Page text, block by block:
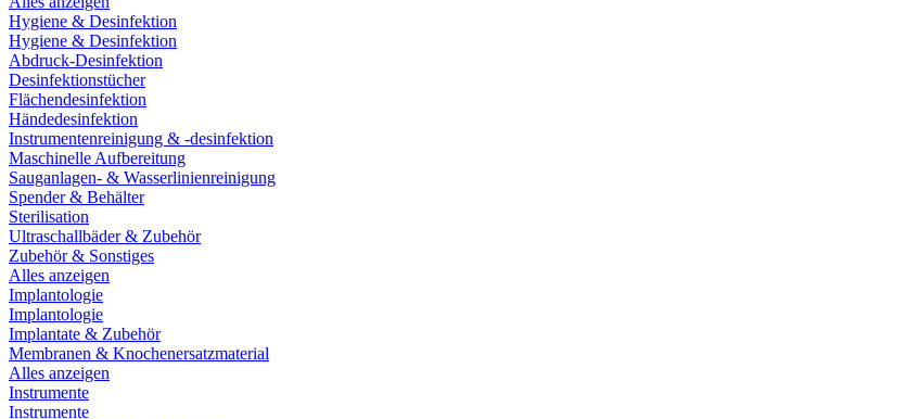
Hygiene & Desinfektion
Hygiene & Desinfektion
Abdruck-Desinfektion
Desinfektionstücher
Flächendesinfektion
Händedesinfektion
Instrumentenreinigung & -desinfektion
Maschinelle Aufbereitung
Sauganlagen- & Wasserlinienreinigung
Spender & Behälter
Sterilisation
Ultraschallbäder & Zubehör
Zubehör & Sonstiges
Alles anzeigen
Implantologie
Implantologie
Implantate & Zubehör
Membranen & Knochenersatzmaterial
Alles anzeigen
Instrumente
Instrumente